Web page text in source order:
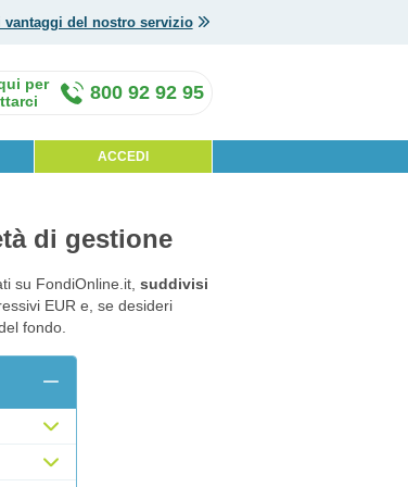
vantaggi del nostro servizio
ACCEDI
800 92 92 95
di gestione
su FondiOnline.it, suddivisi
EUR e, se desideri
fondo.